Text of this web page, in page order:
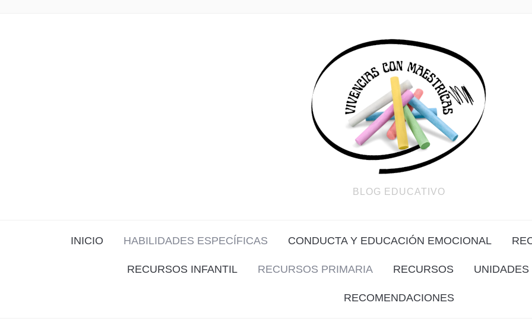
BLOG EDUCATIVO
INICIO HABILIDADES ESPECÍFICAS CONDUCTA Y EDUCACIÓN EMOCIONAL
RECURSOS INFANTIL RECURSOS PRIMARIA RECURSOS
RECOMENDACIONES